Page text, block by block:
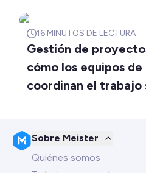
16 MINUTOS DE LECTURA
Gestión de
cómo los equipos
coordinan el trabajo
Sobre Meister
Quiénes somos